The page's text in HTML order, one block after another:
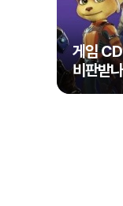
게임
비판받나